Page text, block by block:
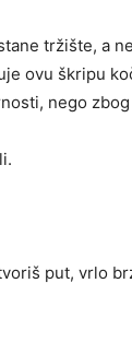
tržište, a
ovu škripu
nego
put, vrlo